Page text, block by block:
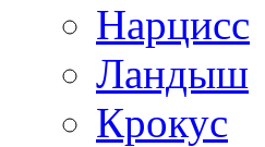
Нарцисс
Ландыш
Крокус